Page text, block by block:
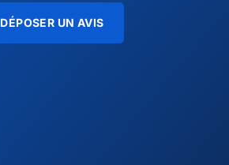
DÉPOSER UN AVIS